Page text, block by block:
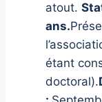
atout.
ans.
étant
doctoral).